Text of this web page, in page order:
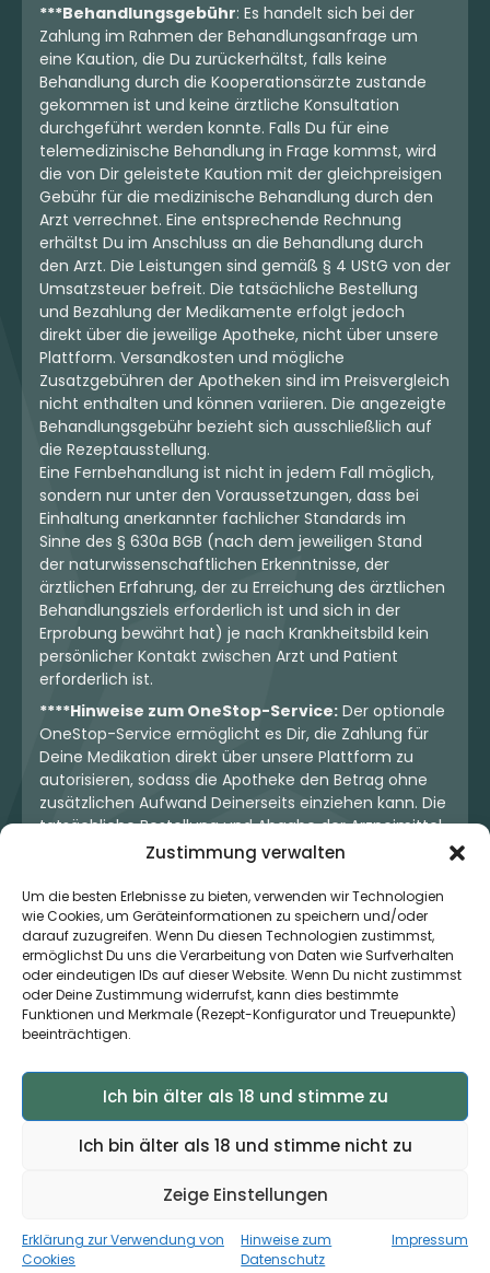
Zustimmung verwalten
Um die besten Erlebnisse zu bieten, verwenden wir Technologien
wie Cookies, um Geräteinformationen zu speichern und/oder
darauf zuzugreifen. Wenn Du diesen Technologien zustimmst,
ermöglichst Du uns die Verarbeitung von Daten wie Surfverhalten
oder eindeutigen IDs auf dieser Website. Wenn Du nicht zustimmst
oder Deine Zustimmung widerrufst, kann dies bestimmte
Funktionen und Merkmale (Rezept-Konfigurator und Treuepunkte)
beeinträchtigen.
Ich bin älter als 18 und stimme zu
Ich bin älter als 18 und stimme nicht zu
Zeige Einstellungen
Erklärung zur Verwendung von
Cookies
Hinweise zum
Datenschutz
Impressum
***Behandlungsgebühr: Es handelt sich bei der
Zahlung im Rahmen der Behandlungsanfrage um
eine Kaution, die Du zurückerhältst, falls keine
Behandlung durch die Kooperationsärzte zustande
gekommen ist und keine ärztliche Konsultation
durchgeführt werden konnte. Falls Du für eine
telemedizinische Behandlung in Frage kommst, wird
die von Dir geleistete Kaution mit der gleichpreisigen
Gebühr für die medizinische Behandlung durch den
Arzt verrechnet. Eine entsprechende Rechnung
erhältst Du im Anschluss an die Behandlung durch
den Arzt. Die Leistungen sind gemäß § 4 UStG von der
Umsatzsteuer befreit. Die tatsächliche Bestellung
und Bezahlung der Medikamente erfolgt jedoch
direkt über die jeweilige Apotheke, nicht über unsere
Plattform. Versandkosten und mögliche
Zusatzgebühren der Apotheken sind im Preisvergleich
nicht enthalten und können variieren. Die angezeigte
Behandlungsgebühr bezieht sich ausschließlich auf
die Rezeptausstellung.
Eine Fernbehandlung ist nicht in jedem Fall möglich,
sondern nur unter den Voraussetzungen, dass bei
Einhaltung anerkannter fachlicher Standards im
Sinne des § 630a BGB (nach dem jeweiligen Stand
der naturwissenschaftlichen Erkenntnisse, der
ärztlichen Erfahrung, der zu Erreichung des ärztlichen
Behandlungsziels erforderlich ist und sich in der
Erprobung bewährt hat) je nach Krankheitsbild kein
persönlicher Kontakt zwischen Arzt und Patient
erforderlich ist.
****Hinweise zum OneStop-Service: Der optionale
OneStop-Service ermöglicht es Dir, die Zahlung für
Deine Medikation direkt über unsere Plattform zu
autorisieren, sodass die Apotheke den Betrag ohne
zusätzlichen Aufwand Deinerseits einziehen kann. Die
tatsächliche Bestellung und Abgabe der Arzneimittel
erfolgt jedoch ausschließlich über die jeweilige
Dir und der Apotheke. Unser OneStop-Service stellt
kein pharmazeutisches Angebot dar, sondern dient
lediglich der komfortablen Zahlungsabwicklung. Die
Nutzung ist freiwillig und hat keinerlei Einfluss auf die
ärztliche Therapieentscheidung oder die Wahl der
verschriebenen Medikation. Apotheken sind rechtlich
unabhängig und unterliegen den gesetzlichen
vorbehalten.
Jetzt auch als App verfügbar Zur App › ×